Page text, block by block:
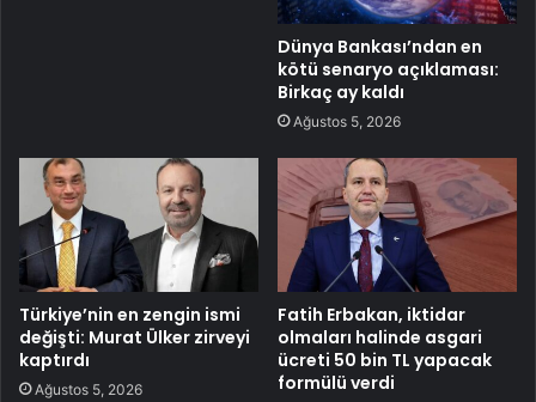
Dünya Bankası’ndan en
kötü senaryo açıklaması:
Birkaç ay kaldı
Ağustos 5, 2026
Türkiye’nin en zengin ismi
değişti: Murat Ülker zirveyi
kaptırdı
Ağustos 5, 2026
Fatih Erbakan, iktidar
olmaları halinde asgari
ücreti 50 bin TL yapacak
formülü verdi